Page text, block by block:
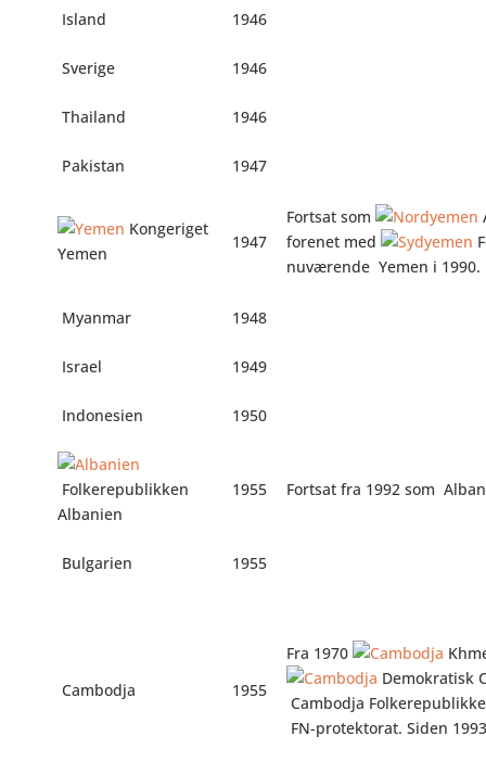
Island 1946
Sverige 1946
Thailand 1946
Pakistan 1947
Kongeriget
Yemen
1947
Fortsat som
forenet med
nuværende Yemen i 1990.
Myanmar 1948
Israel 1949
Indonesien 1950
Folkerepublikken
Albanien
1955 Fortsat fra 1992 som
Bulgarien 1955
Cambodja 1955
Fra 1970
Demokratisk
Cambodja
FN-protektorat. Siden